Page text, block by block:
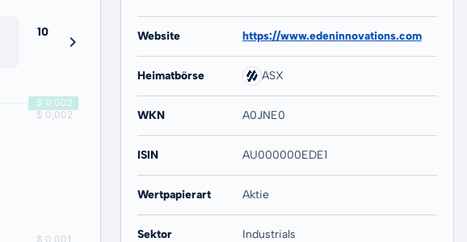
10 Jahre 20 Jahre
Website https://www.edeninnovations.com
Heimatbörse ASX
WKN A0JNE0
ISIN AU000000EDE1
Wertpapierart Aktie
Sektor Industrials